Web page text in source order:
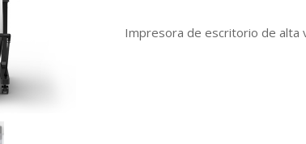
Impresora de escritorio de alta